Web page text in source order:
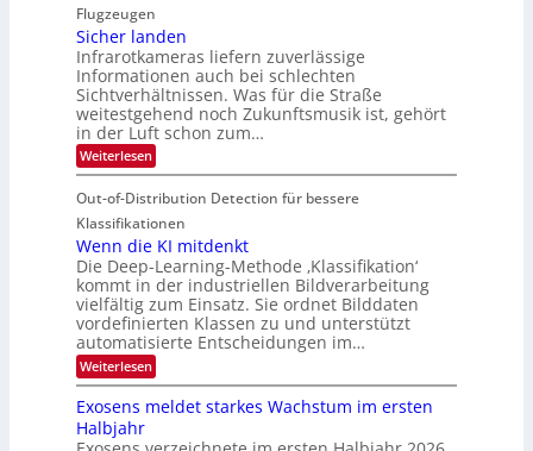
M
e
m
s
u
n
d
M
a
n
t
i
S
p
e
c
t
r
i
c
h
k
e
i
t
e
e
r
i
n
V
I
S
I
O
N
T
e
c
h
T
a
l
k
i
d
e
d
T
o
u
r
u
d
e
r
V
S
Flugzeugen
Sicher landen
Infrarotkameras liefern zuverlässige
Informationen auch bei schlechten
Sichtverhältnissen. Was für die Straße
weitestgehend noch Zukunftsmusik ist, gehört
in der Luft schon zum…
Weiterlesen:
S
c
h
l
a
n
d
e
n
Out-of-Distribution Detection für bessere
Klassifikationen
Wenn die KI mitdenkt
Die Deep-Learning-Methode ‚Klassifikation‘
kommt in der industriellen Bildverarbeitung
vielfältig zum Einsatz. Sie ordnet Bilddaten
vordefinierten Klassen zu und unterstützt
automatisierte Entscheidungen im…
Weiterlesen:
W
n
Exosens meldet starkes Wachstum im ersten
Halbjahr